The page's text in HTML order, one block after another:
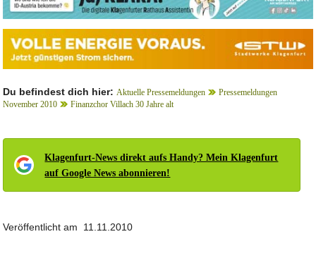
Du befindest dich hier: Aktuelle Pressemeldungen
Pressemeldungen
November 2010
Finanzchor Villach 30 Jahre alt
Klagenfurt-News direkt aufs Handy? Mein Klagenfurt
auf Google News abonnieren!
Veröffentlicht am 11.11.2010